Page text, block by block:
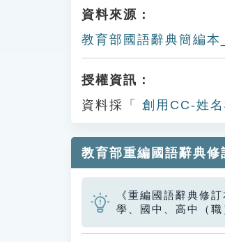
資料來源：
教育部國語辭典簡編本
授權資訊：
資料採「
創用CC-姓
教育部重編國語辭典修
《重編國語辭典修
學、國中、高中（